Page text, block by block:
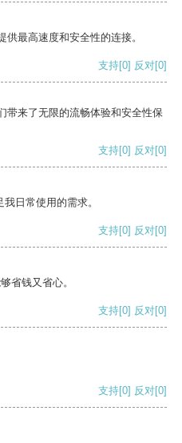
最高速度和安全性的连接。
支持[0] 反对[0]
带来了无限的流畅体验和安全性保
支持[0] 反对[0]
日常使用的需求。
支持[0] 反对[0]
省钱又省心。
支持[0] 反对[0]
支持[0] 反对[0]